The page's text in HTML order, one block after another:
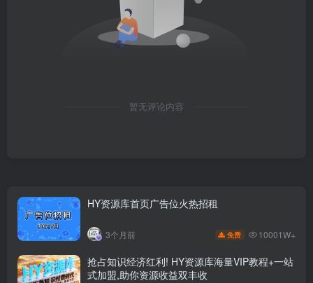
暂无评论内容
HY资源库首页广告位火热招租
3个月前 免费 10001W+
抢占知识经济红利! HY资源库海量VIP教程+一站
式加盟,助你资源收益双丰收